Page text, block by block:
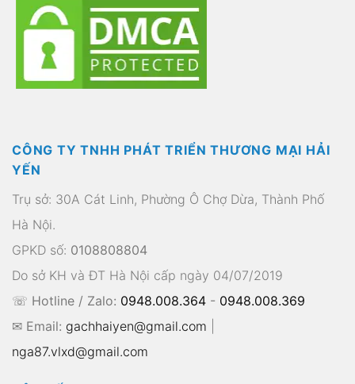
CÔNG TY TNHH PHÁT TRIỂN THƯƠNG MẠI HẢI
YẾN
Trụ sở: 30A Cát Linh, Phường Ô Chợ Dừa, Thành Phố
Hà Nội.
GPKD số: 0108808804
Do sở KH và ĐT Hà Nội cấp ngày 04/07/2019
☏ Hotline / Zalo: 0948.008.364 - 0948.008.369
✉ Email: gachhaiyen@gmail.com
nga87.vlxd@gmail.com